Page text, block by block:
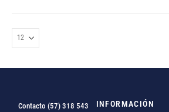
Contacto (57) 318 543
INFORMACIÓN